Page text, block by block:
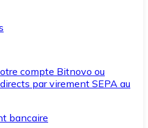
compte Bitnovo ou
par virement SEPA au
bancaire